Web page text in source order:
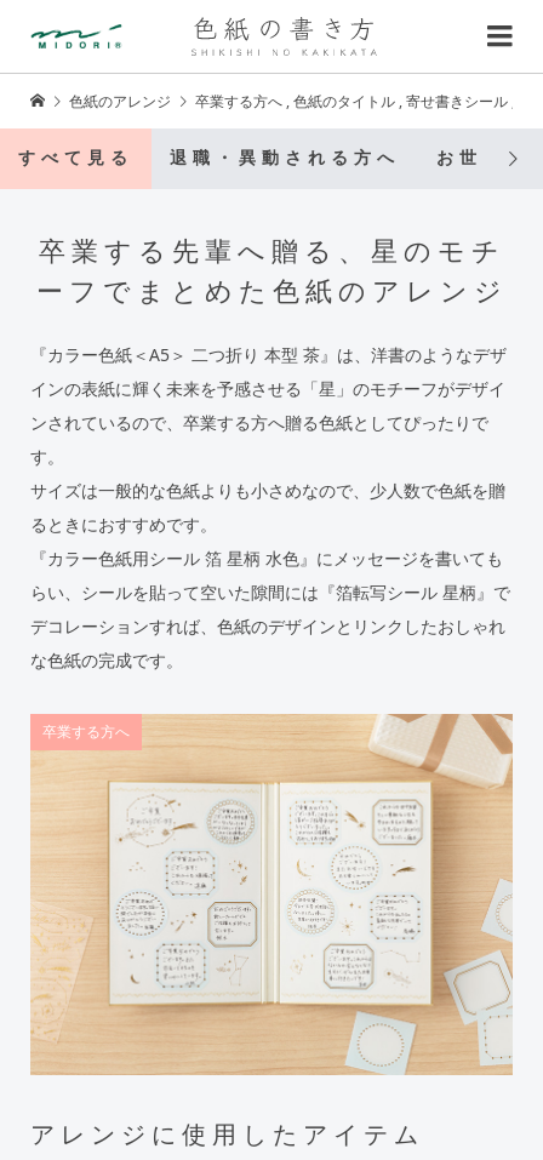
色紙のアレンジ 卒業する方へ ,色紙のタイトル ,寄せ書きシール
すべて見る 退職・異動される方へ お世話に
卒業する先輩へ贈る、星のモチ
ーフでまとめた色紙のアレンジ
『カラー色紙＜A5＞ 二つ折り 本型 茶』は、洋書のようなデザ
インの表紙に輝く未来を予感させる「星」のモチーフがデザイ
ンされているので、卒業する方へ贈る色紙としてぴったりで
す。
サイズは一般的な色紙よりも小さめなので、少人数で色紙を贈
るときにおすすめです。
『カラー色紙用シール 箔 星柄 水色』にメッセージを書いても
らい、シールを貼って空いた隙間には『箔転写シール 星柄』で
デコレーションすれば、色紙のデザインとリンクしたおしゃれ
な色紙の完成です。
卒業する方へ
アレンジに使用したアイテム